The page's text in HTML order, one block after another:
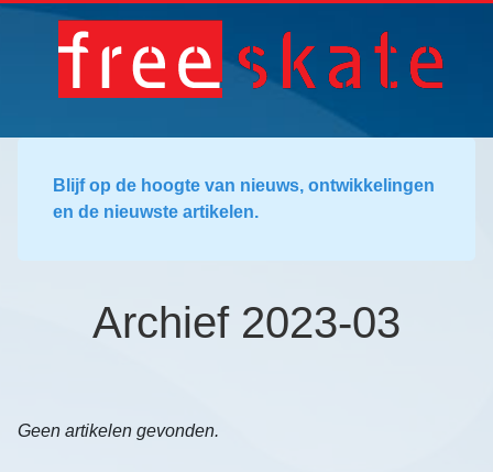
Blijf op de hoogte van nieuws, ontwikkelingen
en de nieuwste artikelen.
Archief 2023-03
Geen artikelen gevonden.